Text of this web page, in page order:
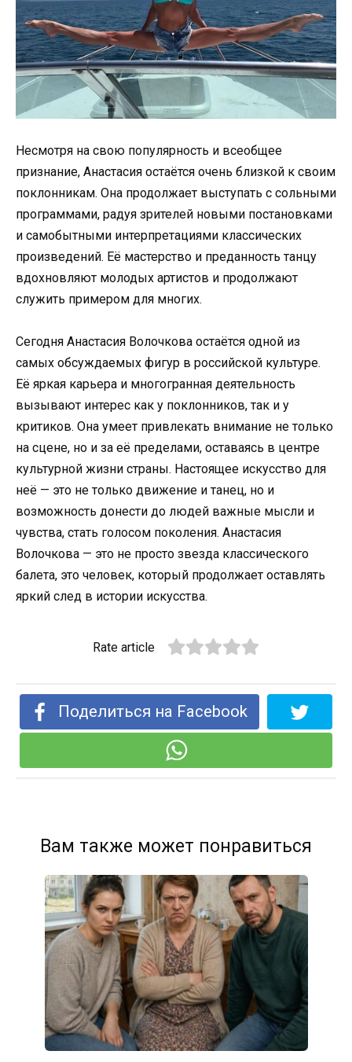
Несмотря на свою популярность и всеобщее
признание, Анастасия остаётся очень близкой к своим
поклонникам. Она продолжает выступать с сольными
программами, радуя зрителей новыми постановками
и самобытными интерпретациями классических
произведений. Её мастерство и преданность танцу
вдохновляют молодых артистов и продолжают
служить примером для многих.
Сегодня Анастасия Волочкова остаётся одной из
самых обсуждаемых фигур в российской культуре.
Её яркая карьера и многогранная деятельность
вызывают интерес как у поклонников, так и у
критиков. Она умеет привлекать внимание не только
на сцене, но и за её пределами, оставаясь в центре
культурной жизни страны. Настоящее искусство для
неё — это не только движение и танец, но и
возможность донести до людей важные мысли и
чувства, стать голосом поколения. Анастасия
Волочкова — это не просто звезда классического
балета, это человек, который продолжает оставлять
яркий след в истории искусства.
Rate article
Поделиться на Facebook
Вам также может понравиться